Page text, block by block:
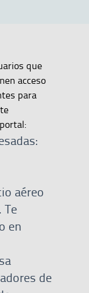
que
acceso
para
aéreo
en
de